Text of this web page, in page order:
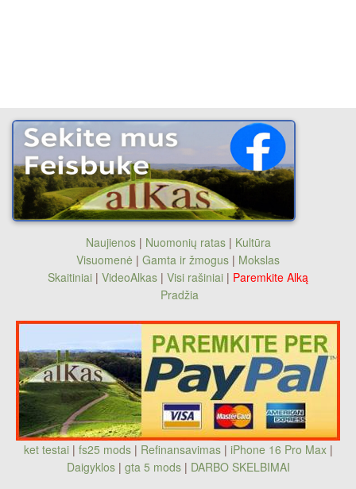
Naujienos| Nuomonių ratas| Kultūra
Visuomenė | Gamta ir žmogus | Mokslas
Skaitiniai | VideoAlkas | Visi rašiniai | Paremkite Alką
Pradžia
ket testai | fs25 mods| Refinansavimas| iPhone 16 Pro Max|
Daigyklos| gta 5 mods | DARBO SKELBIMAI